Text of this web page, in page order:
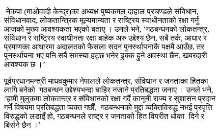
नेकपा (माओवादी केन्द्र)का अध्यक्ष पुष्पकमल दाहाल प्रचण्डले संविधान,
संविधानवाद, लोकतान्त्रिक मूल्यमान्यता र राष्ट्रिय स्वाधीनताको रक्षा गर्नु
आजको मुख्य आवश्यकता भएको बताए । उनले भने, ‘गठबन्धनको लोकतन्त्र,
संविधान र राष्ट्रिय स्वाधीनता रक्षा बाहेक अरु उद्देश्य छैन, सबै तर्क, आधार र
प्रमाणका आधारमा अदालतको फैसला सदन पुनर्स्थापनाकै पक्षमै आउँछ, तर
पुनर्स्थापना भए पनि सबै समस्या हट्छ भनेर ढुक्क हुने अवस्था छैन, खबरदारी
आवश्यक छ ।’
पूर्वप्रधानमन्त्री माधवकुमार नेपालले लोकतन्त्र, संविधान र जनताका हितका
लागि बनेको गठबन्धन उद्देश्यभन्दा बाहिर नजाने प्रतिबद्धता जनाए । उनले भने,
‘हामी मुलुकमा लोकतन्त्र र संविधानको रक्षा गर्दै कानूनी राज्य र सुशासन प्रदान
गर्ने विषयमा प्रतिबद्धता व्यक्त गर्छौं, गठबन्धनको मुद्दा व्यक्तिविरुद्ध नभई प्रवृत्ति
विरुद्धको लडाइँ हो, गठबन्धनले राष्ट्र र जनताको हित विपरीत धोका दिने र
बिर्सने छैन ।’